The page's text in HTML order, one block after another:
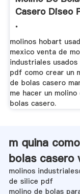
Casero Diseo
.
molinos hobart
mexico venta de
industriales usados
pdf como crear un
de bolas casero
me hacer un molino
bolas casero.
m quina
bolas casero
molinos
de silice pdf
molino de bolas